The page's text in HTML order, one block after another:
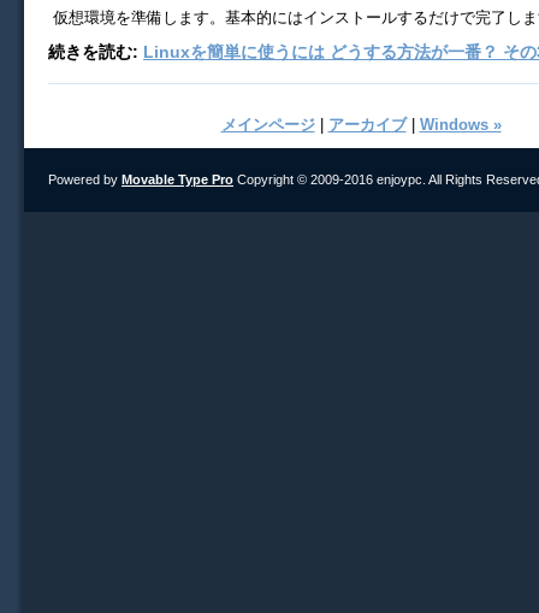
仮想環境を準備します。基本的にはインストールするだけで完了し
続きを読む: Linuxを簡単に使うには どうする方法が一番？ そ
メインページ| アーカイブ| Windows »
Powered by Movable Type Pro Copyright © 2009-2016 enjoypc. All Rights